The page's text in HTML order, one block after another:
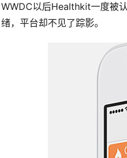
WWDC以后Healthkit一度被
绪，平台却不见了踪影。